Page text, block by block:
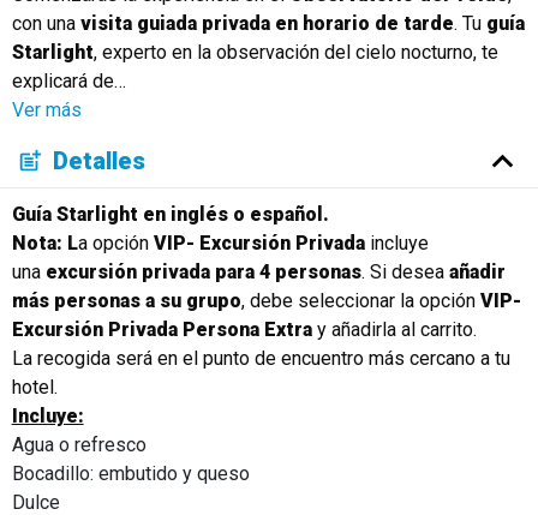
con una visita guiada privada en horario de tarde. Tu guía
Starlight, experto en la observación del cielo nocturno, te
explicará de…
Ver más
Detalles
Guía Starlight en inglés o español.
Nota: La opción VIP- Excursión Privada incluye
una excursión privada para 4 personas. Si desea añadir
más personas a su grupo, debe seleccionar la opción VIP-
Excursión Privada Persona Extra y añadirla al carrito.
La recogida será en el punto de encuentro más cercano a tu
hotel.
Incluye:
Agua o refresco
Bocadillo: embutido y queso
Dulce